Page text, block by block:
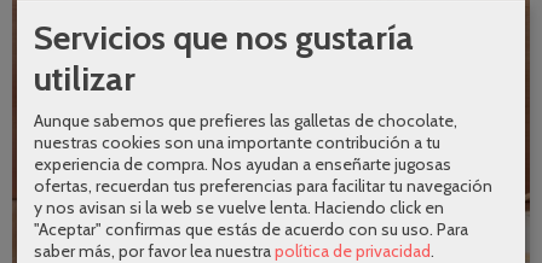
Servicios que nos gustaría
utilizar
Aunque sabemos que prefieres las galletas de chocolate,
nuestras cookies son una importante contribución a tu
experiencia de compra. Nos ayudan a enseñarte jugosas
ofertas, recuerdan tus preferencias para facilitar tu navegación
y nos avisan si la web se vuelve lenta. Haciendo click en
"Aceptar" confirmas que estás de acuerdo con su uso. Para
saber más, por favor lea nuestrapolítica de privacidad.